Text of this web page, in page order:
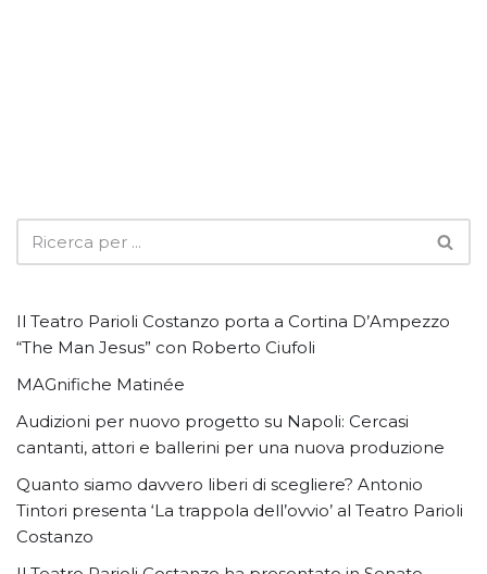
Il Teatro Parioli Costanzo porta a Cortina D’Ampezzo
“The Man Jesus” con Roberto Ciufoli
MAGnifiche Matinée
Audizioni per nuovo progetto su Napoli: Cercasi
cantanti, attori e ballerini per una nuova produzione
Quanto siamo davvero liberi di scegliere? Antonio
Tintori presenta ‘La trappola dell’ovvio’ al Teatro Parioli
Costanzo